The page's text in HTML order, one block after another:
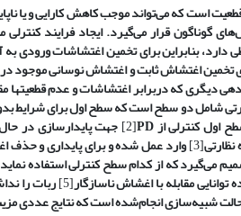
است که می‌تواند موجب کاهش کارایی و یا
گوناگون قرار می‌گیرد. ایجاد فرایند
بنابراین برای تخمین اغتشاشات ورودی
تخمین اغتشاش ثابت و اغتشاش نوسانی موجود
دیگری که دربرابر اغتشاشات و عدم
شامل دو سطح است که سطح اول برای
اول کنترلی ازPD
[2] جهت پایدارسازی در
[3] وارد عمل شده و برای پایداری و حذف
که از کدام سطح کنترلی استفاده
مقابله با اغشاش ناسازگار[5] ربات را
شبیه‌سازی انجام‌شده است که نتایج عددی